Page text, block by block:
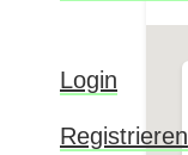
Login
Registrieren